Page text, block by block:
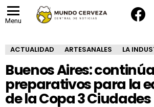
Menu
ACTUALIDAD ARTESANALES LA
Buenos Aires:
preparativos para la
de la Copa 3 Ciudades